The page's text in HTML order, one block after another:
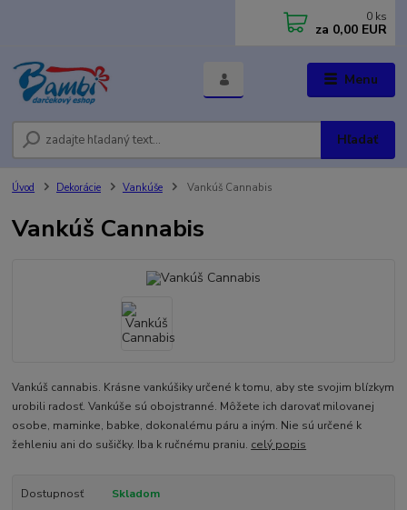
Menu
Hľadať
0 ks
za 0,00 EUR
Úvod Dekorácie Vankúše Vankúš Cannabis
Vankúš Cannabis
Vankúš cannabis. Krásne vankúšiky určené k tomu, aby ste svojim blízkym
urobili radosť. Vankúše sú obojstranné. Môžete ich darovať milovanej
osobe, maminke, babke, dokonalému páru a iným. Nie sú určené k
žehleniu ani do sušičky. Iba k ručnému praniu. celý popis
Dostupnosť Skladom